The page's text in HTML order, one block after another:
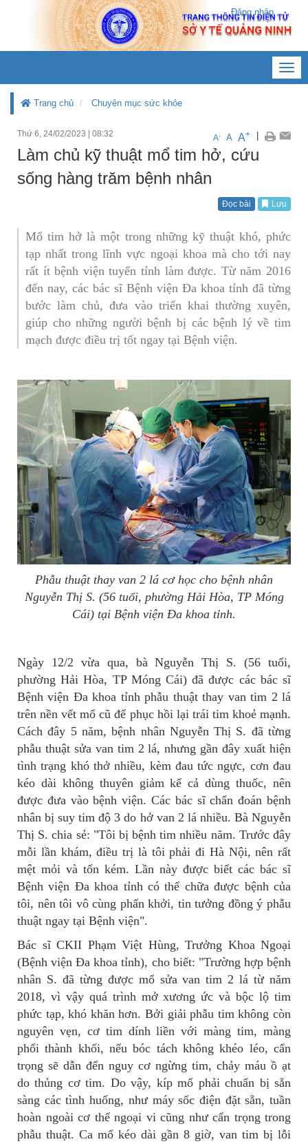
Đăng nhập
Trang chủ Chuyên mục sức khỏe
Thứ 6, 24/02/2023 08:32 A- A A+
Làm chủ kỹ thuật mổ tim hở, cứu
sống hàng trăm bệnh nhân
Đọc bài Lưu
Mổ tim hở là một trong những kỹ thuật khó, phức
tạp nhất trong lĩnh vực ngoại khoa mà cho tới nay
rất ít bệnh viện tuyến tỉnh làm được. Từ năm 2016
đến nay, các bác sĩ Bệnh viện Đa khoa tỉnh đã từng
bước làm chủ, đưa vào triển khai thường xuyên,
giúp cho những người bệnh bị các bệnh lý về tim
mạch được điều trị tốt ngay tại Bệnh viện.
Phẫu thuật thay van 2 lá cơ học cho bệnh nhân
Nguyễn Thị S. (56 tuổi, phường Hải Hòa, TP Móng
Cái) tại Bệnh viện Đa khoa tỉnh.
Ngày 12/2 vừa qua, bà Nguyễn Thị S. (56 tuổi,
phường Hải Hòa, TP Móng Cái) đã được các bác sĩ
Bệnh viện Đa khoa tỉnh phẫu thuật thay van tim 2 lá
trên nền vết mổ cũ để phục hồi lại trái tim khoẻ mạnh.
Cách đây 5 năm, bệnh nhân Nguyễn Thị S. đã từng
phẫu thuật sửa van tim 2 lá, nhưng gần đây xuất hiện
tình trạng khó thở nhiều, kèm đau tức ngực, cơn đau
kéo dài không thuyên giảm kể cả dùng thuốc, nên
được đưa vào bệnh viện. Các bác sĩ chẩn đoán bệnh
nhân bị suy tim độ 3 do hở van 2 lá nhiều. Bà Nguyễn
Thị S. chia sẻ: "Tôi bị bệnh tim nhiều năm. Trước đây
mỗi lần khám, điều trị là tôi phải đi Hà Nội, nên rất
mệt mỏi và tốn kém. Lần này được biết các bác sĩ
Bệnh viện Đa khoa tỉnh có thể chữa được bệnh của
tôi, nên tôi vô cùng phấn khởi, tin tưởng đồng ý phẫu
thuật ngay tại Bệnh viện".
Bác sĩ CKII Phạm Việt Hùng, Trưởng Khoa Ngoại
(Bệnh viện Đa khoa tỉnh), cho biết: "Trường hợp bệnh
nhân S. đã từng được mổ sửa van tim 2 lá từ năm
2018, vì vậy quá trình mở xương ức và bộc lộ tim
phức tạp, khó khăn hơn. Bởi giải phẫu tim không còn
nguyên vẹn, cơ tim dính liền với màng tim, màng
phổi thành khối, nếu bóc tách không khéo léo, cẩn
trọng sẽ dẫn đến nguy cơ ngừng tim, chảy máu ồ ạt
do thủng cơ tim. Do vậy, kíp mổ phải chuẩn bị sẵn
sàng các tình huống, như máy sốc điện đặt sẵn, tuần
hoàn ngoài cơ thể ngoại vi cũng như cẩn trọng trong
phẫu thuật. Ca mổ kéo dài gần 8 giờ, van tim bị lỗi